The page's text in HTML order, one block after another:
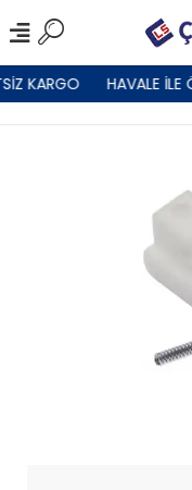
KARGO HAVALE İLE